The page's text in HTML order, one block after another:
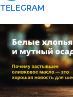
TELEGRAM